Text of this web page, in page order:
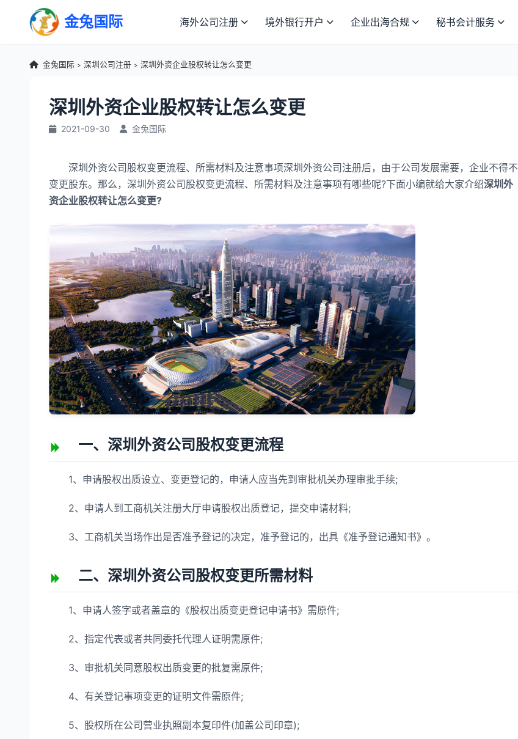
金兔国际 海外公司注册 境外银行开户 企业出海合规 秘书会计服务
金兔国际 > 深圳公司注册 > 深圳外资企业股权转让怎么变更
深圳外资企业股权转让怎么变更
2021-09-30 金兔国际
深圳外资公司股权变更流程、所需材料及注意事项深圳外资公司注册后，由于公司发展需要，企业不得不
变更股东。那么，深圳外资公司股权变更流程、所需材料及注意事项有哪些呢?下面小编就给大家介绍深圳外
资企业股权转让怎么变更?
一、深圳外资公司股权变更流程
1、申请股权出质设立、变更登记的，申请人应当先到审批机关办理审批手续;
2、申请人到工商机关注册大厅申请股权出质登记，提交申请材料;
3、工商机关当场作出是否准予登记的决定，准予登记的，出具《准予登记通知书》。
二、深圳外资公司股权变更所需材料
1、申请人签字或者盖章的《股权出质变更登记申请书》需原件;
2、指定代表或者共同委托代理人证明需原件;
3、审批机关同意股权出质变更的批复需原件;
4、有关登记事项变更的证明文件需原件;
5、股权所在公司营业执照副本复印件(加盖公司印章);